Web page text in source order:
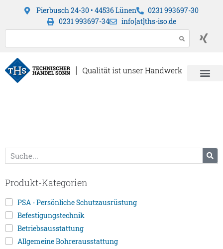
Pierbusch 24-30 • 44536 Lünen
0231 993697-30
0231 993697-34
info[at]ths-iso.de
Produkt-Kategorien
PSA - Persönliche Schutzausrüstung
Befestigungstechnik
Betriebsausstattung
Allgemeine Bohrerausstattung